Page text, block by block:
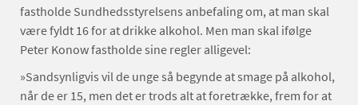
fastholde Sundhedsstyrelsens anbefaling om, at man skal
være fyldt 16 for at drikke alkohol. Men man skal ifølge
Peter Konow fastholde sine regler alligevel:
»Sandsynligvis vil de unge så begynde at smage på alkohol,
når de er 15, men det er trods alt at foretrække, frem for at